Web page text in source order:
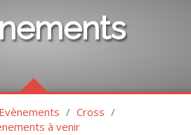
Evènements / Cross /
à venir